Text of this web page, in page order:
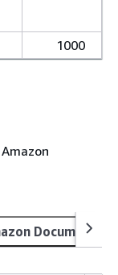
1000
DocumentDB